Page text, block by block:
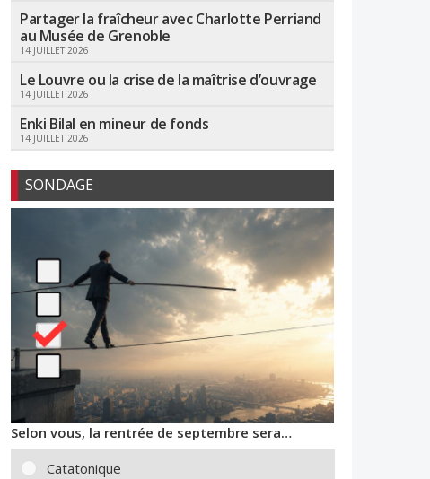
Partager la fraîcheur avec Charlotte Perriand
au Musée de Grenoble
14 JUILLET 2026
Le Louvre ou la crise de la maîtrise d’ouvrage
14 JUILLET 2026
Enki Bilal en mineur de fonds
14 JUILLET 2026
SONDAGE
Selon vous, la rentrée de septembre sera…
Catatonique